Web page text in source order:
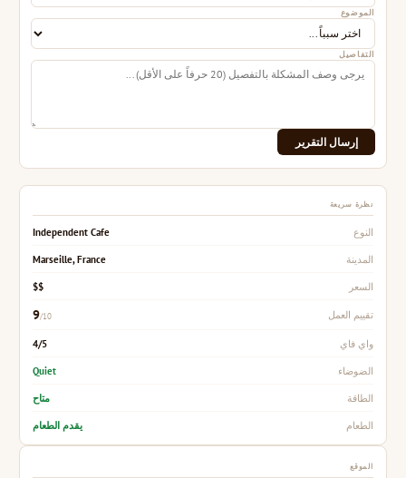
الموضوع
التفاصيل
إرسال التقرير
نظرة سريعة
النوع Independent Cafe
المدينة Marseille, France
السعر $$
تقييم العمل 9/10
واي فاي 4/5
الضوضاء Quiet
الطاقة متاح
الطعام يقدم الطعام
الموقع